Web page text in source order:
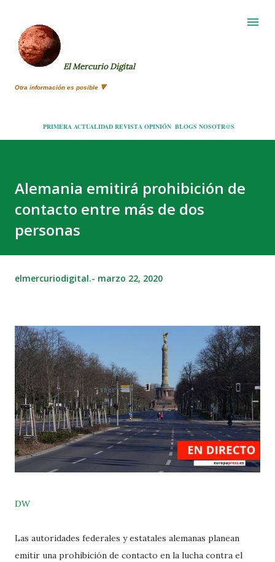
El Mercurio Digital
Otra información es posible 🔻
PRIMERA ACTUALIDAD REVISTA OPINIÓN BLOGS NOSOTR@S
Alemania emitirá prohibición de
contacto entre más de dos
personas
elmercuriodigital.- marzo 22, 2020
DW
Las autoridades federales y estatales alemanas planean
emitir una prohibición de contacto en la lucha contra el